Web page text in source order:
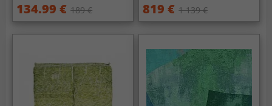
134.99 € 189 € 819 € 1 139 €